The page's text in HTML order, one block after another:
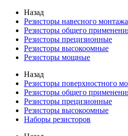
Назад
Резисторы навесного монтажа
Резисторы общего
Резисторы прецизионные
Резисторы высокоомные
Резисторы мощные
Назад
Резисторы поверхностного
Резисторы общего
Резисторы прецизионные
Резисторы высокоомные
Наборы резисторов